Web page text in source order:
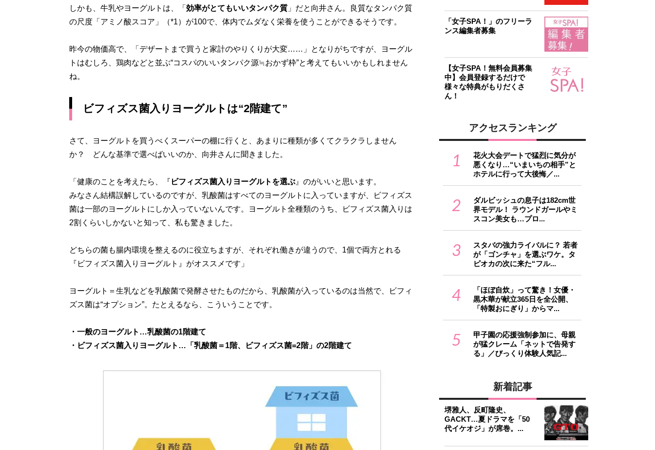
しかも、牛乳やヨーグルトは、「 効率がとてもいいタンパク質 」だと向井さん。良質なタンパク質
の尺度「アミノ酸スコア」（*1）が100で、体内でムダなく栄養を使うことができるそうです。
昨今の物価高で、「デザートまで買うと家計のやりくりが大変……」となりがちですが、ヨーグル
トはむしろ、鶏肉などと並ぶ“コスパのいいタンパク源≒おかず枠”と考えてもいいかもしれません
ね。
ビフィズス菌入りヨーグルトは“2階建て”
さて、ヨーグルトを買うべくスーパーの棚に行くと、あまりに種類が多くてクラクラしません
か？ どんな基準で選べばいいのか、向井さんに聞きました。
「健康のことを考えたら、『 ビフィズス菌入りヨーグルトを選ぶ 』のがいいと思います。
みなさん結構誤解しているのですが、乳酸菌はすべてのヨーグルトに入っていますが、ビフィズス
菌は一部のヨーグルトにしか入っていないんです。ヨーグルト全種類のうち、ビフィズス菌入りは
2割くらいしかないと知って、私も驚きました。
どちらの菌も腸内環境を整えるのに役立ちますが、それぞれ働きが違うので、1個で両方とれる
『ビフィズス菌入りヨーグルト』がオススメです」
ヨーグルト＝生乳などを乳酸菌で発酵させたものだから、乳酸菌が入っているのは当然で、ビフィ
ズス菌は“オプション”。たとえるなら、こういうことです。
・一般のヨーグルト…乳酸菌の1階建て
・ビフィズス菌入りヨーグルト…「乳酸菌＝1階、ビフィズス菌=2階」の2階建て
「女子SPA！」のフリーラ
ンス編集者募集
【女子SPA！無料会員募集
中】会員登録するだけで
様々な特典がもりだくさ
ん！
アクセスランキング
1
花火大会デートで猛烈に気分が
悪くなり…“いまいちの相手”と
ホテルに行って大後悔／...
2
ダルビッシュの息子は182cm世
界モデル！ ラウンドガールやミ
スコン美女も…プロ...
3
スタバの強力ライバルに？ 若者
が「ゴンチャ」を選ぶワケ。タ
ピオカの次に来た“フル...
4
「ほぼ自炊」って驚き！女優・
黒木華が献立365日を全公開、
「特製おにぎり」からマ...
5
甲子園の応援強制参加に、母親
が猛クレーム「ネットで告発す
る」／びっくり体験人気記...
新着記事
堺雅人、反町隆史、
GACKT…夏ドラマを「50
代イケオジ」が席巻。...